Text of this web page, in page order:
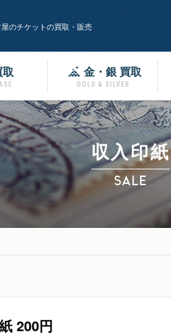
のチケットの買取・販売
取 金・銀 買取
GOLD & SILVER
収入印紙
SALE
200円